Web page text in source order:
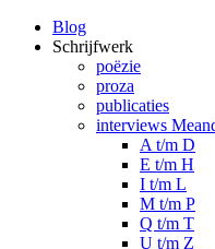
Blog
Schrijfwerk
poëzie
proza
publicaties
interviews
A t/m D
E t/m H
I t/m L
M t/m P
Q t/m T
U t/m Z